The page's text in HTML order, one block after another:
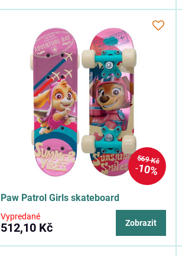
569 Kč
10%
Paw Patrol Girls skateboard
Vypredané
512,10 Kč Zobrazit